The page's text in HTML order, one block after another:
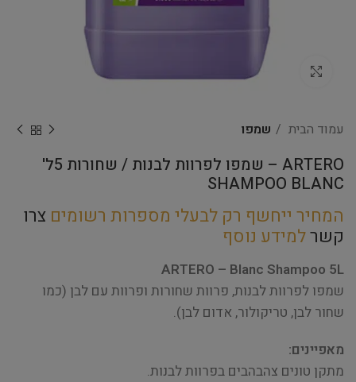
Click to enlarge
עמוד הבית שמפו
ARTERO – שמפו לפרוות לבנות / שחורות 5ל'
SHAMPOO BLANC
המחיר ייחשף רק לבעלי מספרות רשומים צרו
קשרלמידע נוסף
ARTERO – Blanc Shampoo 5L
שמפו לפרוות לבנות, פרוות שחורות ופרוות עם לבן (כמו
שחור לבן, טריקולור, אדום לבן).
מאפיינים:
מתקן טונים צהבהבים בפרוות לבנות.